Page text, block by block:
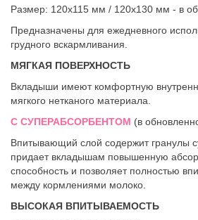
Размер: 120х115 мм / 120х130 мм - в
Предназначены для ежедневного
грудного вскармливания.
МЯГКАЯ ПОВЕРХНОСТЬ
Вкладыши имеют комфортную
мягкого нетканого материала.
С СУПЕРАБСОРБЕНТОМ (в
Впитывающий слой содержит гранулы
придает вкладышам повышенную
способность и позволяет полностью
между кормлениями молоко.
ВЫСОКАЯ ВПИТЫВАЕМОСТЬ